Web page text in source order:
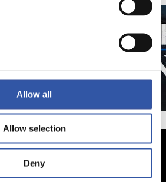
Allow all
Allow selection
Deny